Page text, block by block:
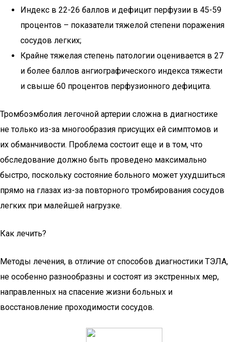
Индекс в 22-26 баллов и дефицит перфузии в 45-59
процентов – показатели тяжелой степени поражения
сосудов легких;
Крайне тяжелая степень патологии оценивается в 27
и более баллов ангиографического индекса тяжести
и свыше 60 процентов перфузионного дефицита.
Тромбоэмболия легочной артерии сложна в диагностике
не только из-за многообразия присущих ей симптомов и
их обманчивости. Проблема состоит еще и в том, что
обследование должно быть проведено максимально
быстро, поскольку состояние больного может ухудшиться
прямо на глазах из-за повторного тромбирования сосудов
легких при малейшей нагрузке.
Как лечить?
Методы лечения, в отличие от способов диагностики ТЭЛА,
не особенно разнообразны и состоят из экстренных мер,
направленных на спасение жизни больных и
восстановление проходимости сосудов.